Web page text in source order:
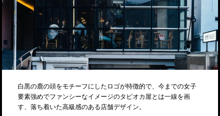
白黒の鹿の頭をモチーフにしたロゴが特徴的で、今までの女子
要素強めでファンシーなイメージのタピオカ屋とは一線を画
す、落ち着いた高級感のある店舗デザイン。